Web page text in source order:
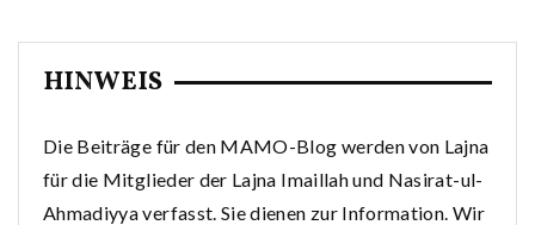
HINWEIS
Die Beiträge für den MAMO-Blog werden von Lajna
für die Mitglieder der Lajna Imaillah und Nasirat-ul-
Ahmadiyya verfasst. Sie dienen zur Information. Wir